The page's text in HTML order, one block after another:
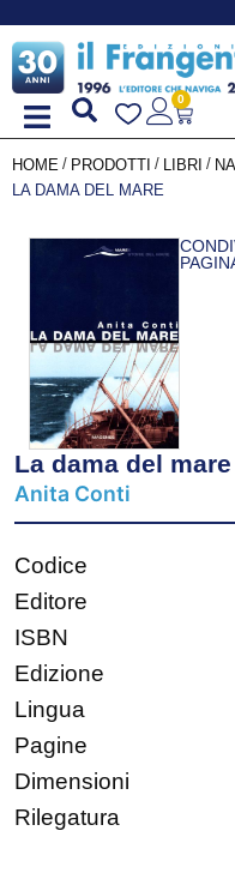
0
HOME / PRODOTTI / LIBRI /
LA DAMA DEL MARE
La dama del mare
Anita Conti
Codice
Editore
ISBN
Edizione
Lingua
Pagine
Dimensioni
Rilegatura